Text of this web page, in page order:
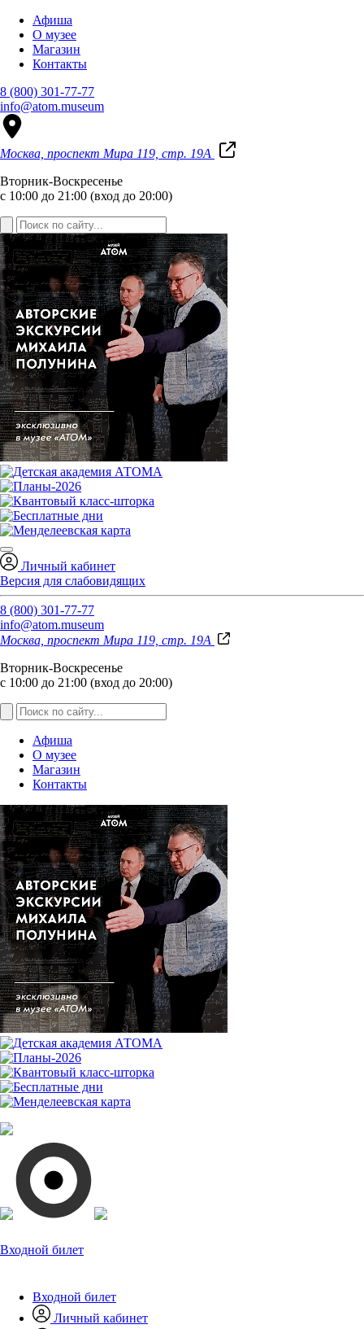
Афиша
О музее
Магазин
Контакты
8 (800) 301-77-77
info@atom.museum
Москва, проспект Мира 119, стр. 19А
Вторник-Воскресенье
с 10:00 до 21:00 (вход до 20:00)
Личный кабинет
Версия для слабовидящих
8 (800) 301-77-77
info@atom.museum
Москва, проспект Мира 119, стр. 19А
Вторник-Воскресенье
с 10:00 до 21:00 (вход до 20:00)
Афиша
О музее
Магазин
Контакты
Входной билет
Входной билет
Личный кабинет